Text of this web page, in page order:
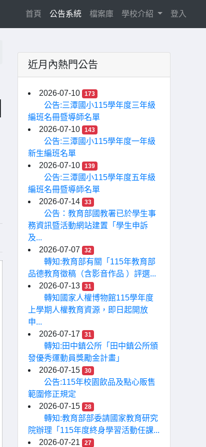
首頁 (current)
公告系統 檔案庫 學校介紹 登入
近月內熱門公告
2026-07-10 173
公告:三潭國小115學年度三年級
編班名冊暨導師名單
2026-07-10
143
公告:三潭國小115學年度一年級
新生編班名單
2026-07-10
139
公告:三潭國小115學年度五年級
編班名冊暨導師名單
2026-07-14
33
公告：教育部國教署已於學生事
務資訊暨活動網站建置「學生申訴
及...
2026-07-07
32
轉知:教育部有關「115年教育部
品德教育徵稿（含影音作品 ）評選...
2026-07-13
31
轉知國家人權博物館115學年度
上學期人權教育資源，即日起開放
申...
2026-07-17
31
轉知:田中鎮公所「田中鎮公所頒
發優秀運動員獎勵金計畫」
2026-07-15
30
公告:115年校園飲品及點心販售
範圍修正規定
2026-07-15
28
轉知:教育部部委請國家教育研究
院辦理「115年度終身學習活動任課...
2026-07-21
27